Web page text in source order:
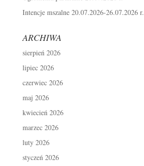
Intencje mszalne 20.07.2026-26.07.2026 r.
ARCHIWA
sierpień 2026
lipiec 2026
czerwiec 2026
maj 2026
kwiecień 2026
marzec 2026
luty 2026
styczeń 2026